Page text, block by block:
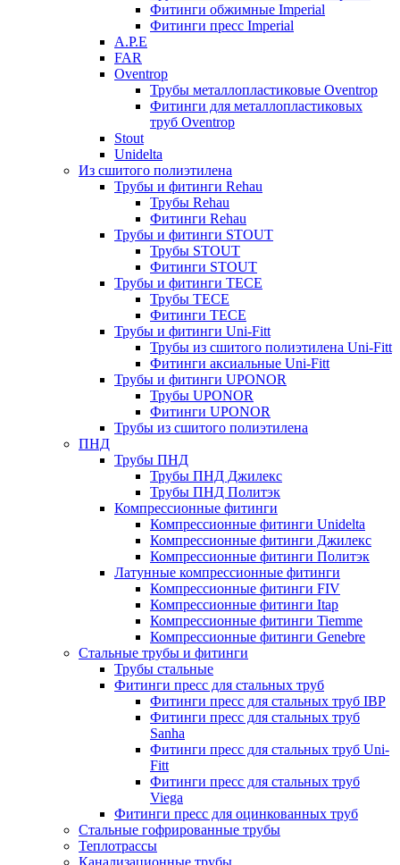
Фитинги обжимные Imperial
Фитинги пресс Imperial
A.P.E
FAR
Oventrop
Трубы металлопластиковые Oventrop
Фитинги для металлопластиковых
труб Oventrop
Stout
Unidelta
Из сшитого полиэтилена
Трубы и фитинги Rehau
Трубы Rehau
Фитинги Rehau
Трубы и фитинги STOUT
Трубы STOUT
Фитинги STOUT
Трубы и фитинги TECE
Трубы TECE
Фитинги TECE
Трубы и фитинги Uni-Fitt
Трубы из сшитого полиэтилена Uni-Fitt
Фитинги аксиальные Uni-Fitt
Трубы и фитинги UPONOR
Трубы UPONOR
Фитинги UPONOR
Трубы из сшитого полиэтилена
ПНД
Трубы ПНД
Трубы ПНД Джилекс
Трубы ПНД Политэк
Компрессионные фитинги
Компрессионные фитинги Unidelta
Компрессионные фитинги Джилекс
Компрессионные фитинги Политэк
Латунные компрессионные фитинги
Компрессионные фитинги FIV
Компрессионные фитинги Itap
Компрессионные фитинги Tiemme
Компрессионные фитинги Genebre
Стальные трубы и фитинги
Трубы стальные
Фитинги пресс для стальных труб
Фитинги пресс для стальных труб IBP
Фитинги пресс для стальных труб
Sanha
Фитинги пресс для стальных труб Uni-
Fitt
Фитинги пресс для стальных труб
Viega
Фитинги пресс для оцинкованных труб
Стальные гофрированные трубы
Теплотрассы
Канализационные трубы